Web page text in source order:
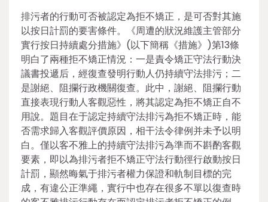
排污者的行動可否被認定為拒不矯正，是可否對其施
以按日計罰的要害條件。《周遭的狀況維護主管部分
實行按日持續處分措施》(以下簡稱《措施》)第13條
明白了兩種拒不矯正情況：一是責令矯正守法行動決
議書投遞后，經復查發明行動人仍持續守法排污；二
是謝絕、阻攔行政機關復查。此中，謝絕、阻攔行動
直接表現行動人客觀惡性，將其認定為拒不矯正自不
用說。題目在于認定持續守法排污為拒不矯正時，能
否需求歸入客觀評價原因，相干法令律例并未予以明
白。僅以客不雅上的持續守法排污為準而不斟酌客觀
要素，即以為排污者拒不矯正守法行動徑行啟動按日
計罰，顯然晦氣于排污者權力保證和軌制目標的完
成，有違公正準繩，實行中也存在很多不單以復查時